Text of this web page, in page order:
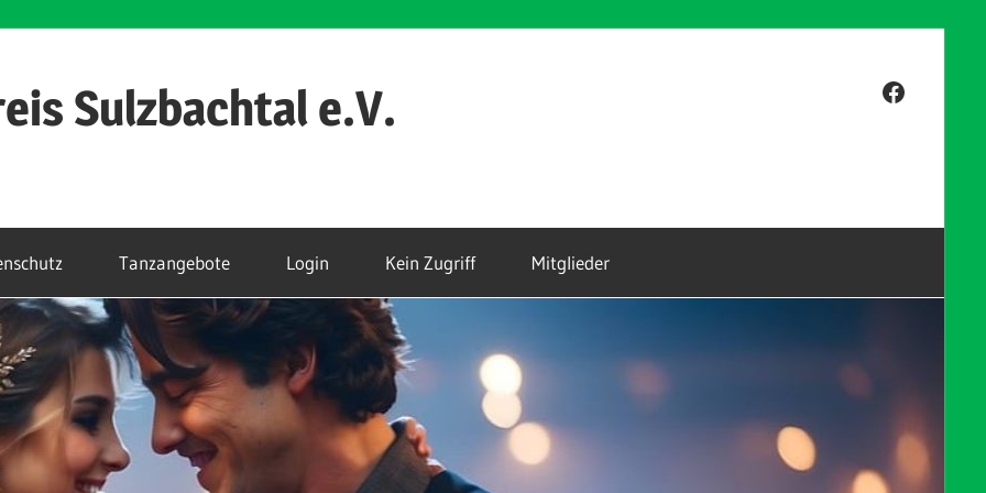
Sulzbachtal e.V. Facebook
Tanzangebote Login Kein Zugriff Mitglieder